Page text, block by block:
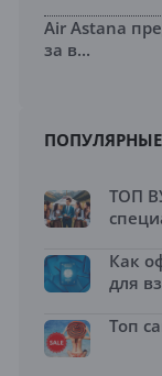
Air Astana
за в...
ТОП
Как
для
Топ